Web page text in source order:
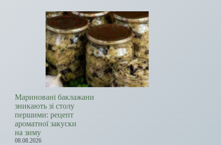
Мариновані баклажани
зникають зі столу
першими: рецепт
ароматної закуски
на зиму
08.08.2026